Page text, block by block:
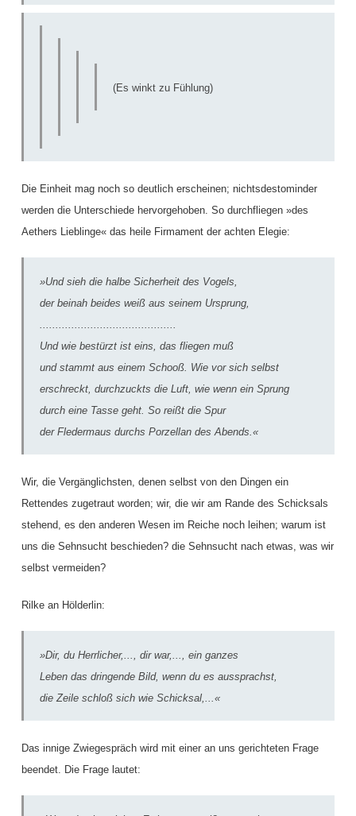
(Es winkt zu Fühlung)
Die Einheit mag noch so deutlich erscheinen; nichtsdestominder
werden die Unterschiede hervorgehoben. So durchfliegen »des
Aethers Lieblinge« das heile Firmament der achten Elegie:
»Und sieh die halbe Sicherheit des Vogels,
der beinah beides weiß aus seinem Ursprung,
...........................................
Und wie bestürzt ist eins, das fliegen muß
und stammt aus einem Schooß. Wie vor sich selbst
erschreckt, durchzuckts die Luft, wie wenn ein Sprung
durch eine Tasse geht. So reißt die Spur
der Fledermaus durchs Porzellan des Abends.«
Wir, die Vergänglichsten, denen selbst von den Dingen ein
Rettendes zugetraut worden; wir, die wir am Rande des Schicksals
stehend, es den anderen Wesen im Reiche noch leihen; warum ist
uns die Sehnsucht beschieden? die Sehnsucht nach etwas, was wir
selbst vermeiden?
Rilke an Hölderlin:
»Dir, du Herrlicher,..., dir war,..., ein ganzes
Leben das dringende Bild, wenn du es aussprachst,
die Zeile schloß sich wie Schicksal,...«
Das innige Zwiegespräch wird mit einer an uns gerichteten Frage
beendet. Die Frage lautet: